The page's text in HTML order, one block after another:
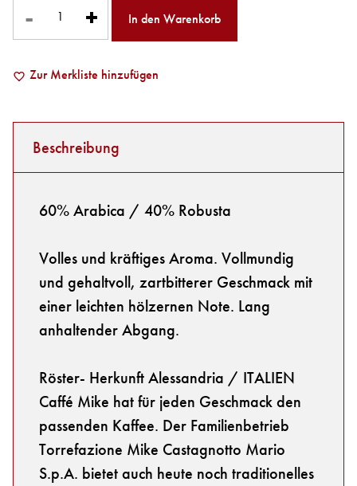
- + In den Warenkorb
Zur Merkliste hinzufügen
Beschreibung
60% Arabica / 40% Robusta
Volles und kräftiges Aroma. Vollmundig
und gehaltvoll, zartbitterer Geschmack mit
einer leichten hölzernen Note. Lang
anhaltender Abgang.
Röster- Herkunft Alessandria / ITALIEN
Caffé Mike hat für jeden Geschmack den
passenden Kaffee. Der Familienbetrieb
Torrefazione Mike Castagnotto Mario
S.p.A. bietet auch heute noch traditionelles